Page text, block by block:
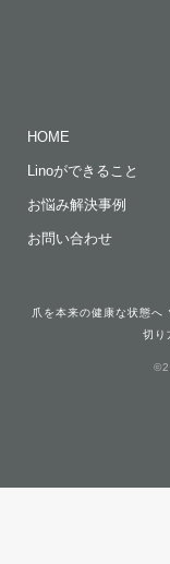
HOME
Linoができること
お悩み解決事例
お問い合わせ
爪を本来の健康な状態へ
切り